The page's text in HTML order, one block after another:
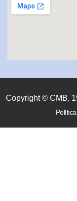
Copyright © CMB,